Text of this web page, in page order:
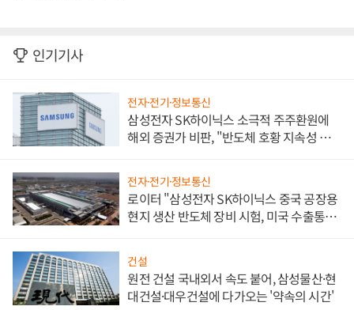
인기기사
전자·전기·정보통신
삼성전자 SK하이닉스 소극적 주주환원에
해외 증권가 비판, "반도체 호황 지속성 의
전자·전기·정보통신
로이터 "삼성전자 SK하이닉스 중국 공장용
현지 생산 반도체 장비 시험, 미국 수출통제
건설
원전 건설 국내외서 속도 붙어, 삼성물산·현
대건설·대우건설에 다가오는 '약속의 시간'